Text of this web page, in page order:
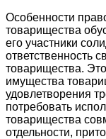
Особенности
товарищества
его участники
ответственность
товарищества. Это
имущества
удовлетворения
потребовать
товарищества
отдельности,